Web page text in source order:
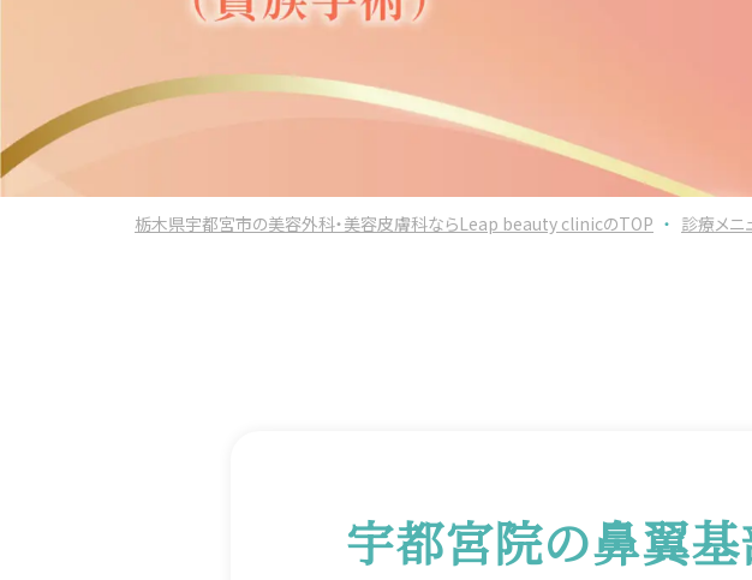
栃木県宇都宮市の美容外科・美容皮膚科ならLeap beauty clinicのTOP ・ 診療メニ
宇都宮院の鼻翼